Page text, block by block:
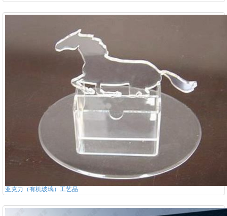
亚克力（有机玻璃）工艺品